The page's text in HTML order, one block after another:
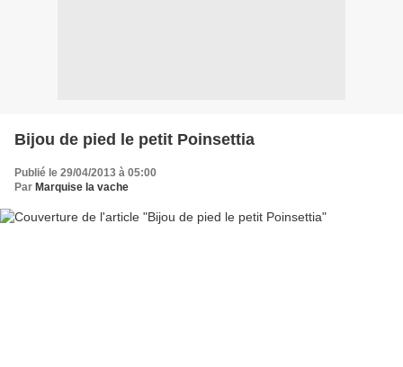
Bijou de pied le petit Poinsettia
Publié le 29/04/2013 à 05:00
Par Marquise la vache